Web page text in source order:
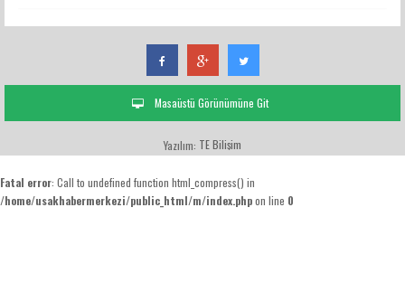
Masaüstü Görünümüne Git
Yazılım: TE Bilişim
Fatal error: Call to undefined function html_compress() in
/home/usakhabermerkezi/public_html/m/index.phpon line 0